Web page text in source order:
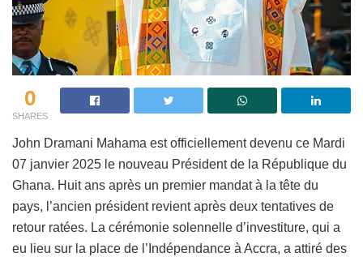
0
SHARES
John Dramani Mahama est officiellement devenu ce Mardi
07 janvier 2025 le nouveau Président de la République du
Ghana. Huit ans après un premier mandat à la tête du
pays, l’ancien président revient après deux tentatives de
retour ratées. La cérémonie solennelle d’investiture, qui a
eu lieu sur la place de l’Indépendance à Accra, a attiré des